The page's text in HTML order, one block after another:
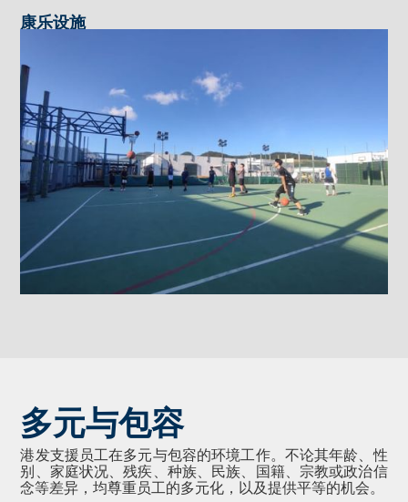
康乐设施
多元与包容
港发支援员工在多元与包容的环境工作。不论其年龄、性
别、家庭状况、残疾、种族、民族、国籍、宗教或政治信
念等差异，均尊重员工的多元化，以及提供平等的机会。